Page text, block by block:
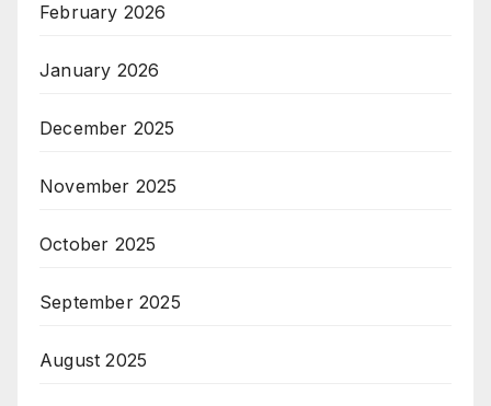
February 2026
January 2026
December 2025
November 2025
October 2025
September 2025
August 2025